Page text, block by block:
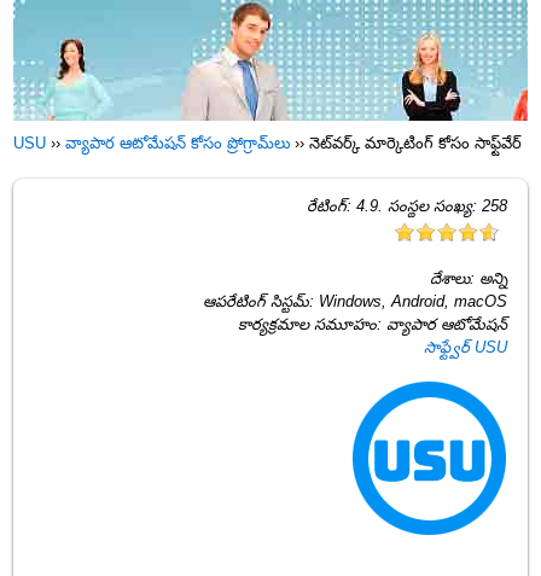
USU ››వ్యాపార ఆటోమేషన్ కోసం ప్రోగ్రామ్‌లు ››నెట్‌వర్క్ మార్కెటింగ్ కోసం సాఫ్ట్‌వేర్
రేటింగ్: 4.9. సంస్థల సంఖ్య: 258
దేశాలు: అన్ని
ఆపరేటింగ్ సిస్టమ్: Windows, Android, macOS
కార్యక్రమాల సమూహం: వ్యాపార ఆటోమేషన్
సాఫ్ట్వేర్ USU